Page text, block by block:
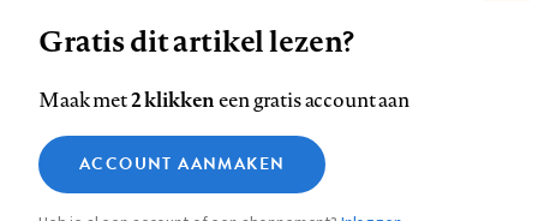
op
Facebook
op
LinkedIn
op
Bluesky
ons
op
InstagramYouTube
Footer
Contact Colofon Disclaimer Privacy
Medische vragen verdienen
betrouwbare antwoorden
Zie onze cookie policy
Analytische cookies
Gratis dit artikel lezen?
Maak met2 klikkeneen gratis account aan
ACCOUNT AANMAKEN